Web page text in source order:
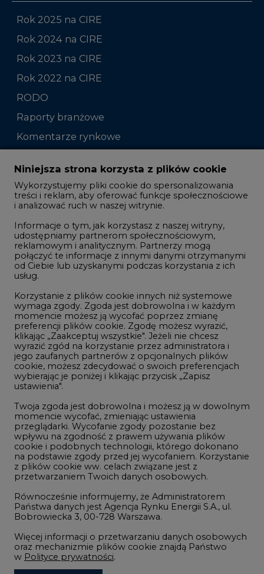
Rok 2025 na CIRE
Rok 2024 na CIRE
Rok 2023 na CIRE
Rok 2022 na CIRE
RODO
Raporty branżowe
Komentarze rynkowe
Zmiany kadrowe na rynku
Studio CIRE
Rozmowy o energetyce
Gospodarka
Geopolityka
LTE450
Innowacje i AI
Telekomunikacja i IT
Handel emisjami CO2
Wodór
Górnictwo
Atom
Fotowoltaika
Offshore wind
Zielone samorządy
Zielona gospodarka
Niniejsza strona korzysta z plików cookie
Wykorzystujemy pliki cookie do spersonalizowania
treści i reklam, aby oferować funkcje społecznościowe
i analizować ruch w naszej witrynie.
Informacje o tym, jak korzystasz z naszej witryny,
udostępniamy partnerom społecznościowym,
reklamowym i analitycznym. Partnerzy mogą
połączyć te informacje z innymi danymi otrzymanymi
od Ciebie lub uzyskanymi podczas korzystania z ich
usług.
Korzystanie z plików cookie innych niż systemowe
wymaga zgody. Zgoda jest dobrowolna i w każdym
momencie możesz ją wycofać poprzez zmianę
preferencji plików cookie. Zgodę możesz wyrazić,
klikając „Zaakceptuj wszystkie". Jeżeli nie chcesz
wyrazić zgód na korzystanie przez administratora i
jego zaufanych partnerów z opcjonalnych plików
cookie, możesz zdecydować o swoich preferencjach
wybierając je poniżej i klikając przycisk „Zapisz
ustawienia".
Twoja zgoda jest dobrowolna i możesz ją w dowolnym
momencie wycofać, zmieniając ustawienia
przeglądarki. Wycofanie zgody pozostanie bez
wpływu na zgodność z prawem używania plików
cookie i podobnych technologii, którego dokonano
na podstawie zgody przed jej wycofaniem. Korzystanie
z plików cookie ww. celach związane jest z
przetwarzaniem Twoich danych osobowych.
Równocześnie informujemy, że Administratorem
Państwa danych jest Agencja Rynku Energii S.A., ul.
Bobrowiecka 3, 00-728 Warszawa.
Więcej informacji o przetwarzaniu danych osobowych
oraz mechanizmie plików cookie znajdą Państwo
w Polityce prywatności.